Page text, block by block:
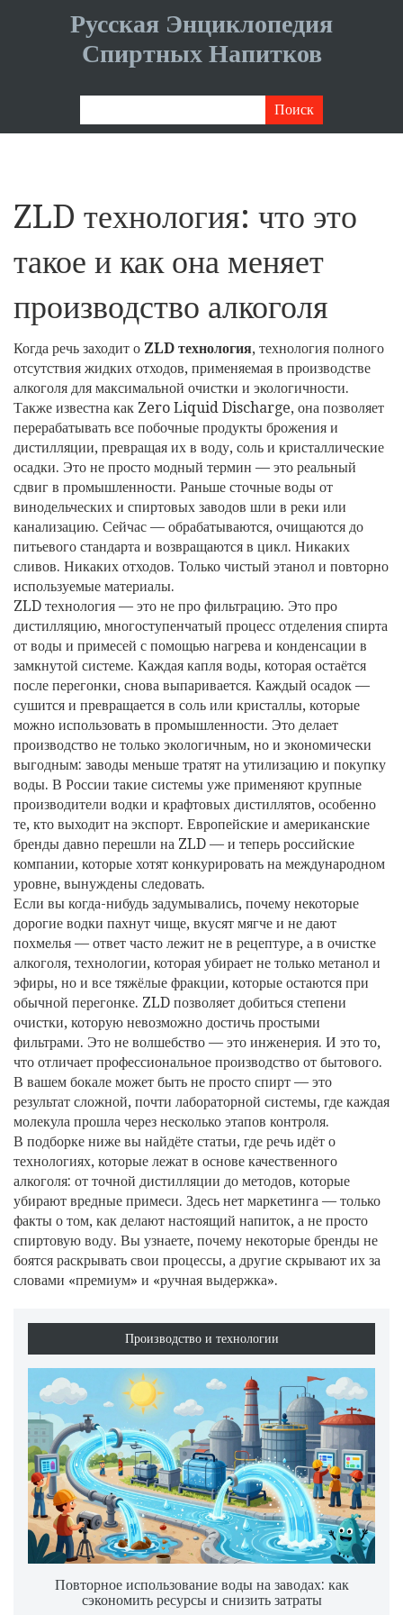
Русская Энциклопедия
Спиртных Напитков
ZLD технология: что это
такое и как она меняет
производство алкоголя
Когда речь заходит о ZLD технология, технология полного
отсутствия жидких отходов, применяемая в производстве
алкоголя для максимальной очистки и экологичности.
Также известна как Zero Liquid Discharge, она позволяет
перерабатывать все побочные продукты брожения и
дистилляции, превращая их в воду, соль и кристаллические
осадки. Это не просто модный термин — это реальный
сдвиг в промышленности. Раньше сточные воды от
винодельческих и спиртовых заводов шли в реки или
канализацию. Сейчас — обрабатываются, очищаются до
питьевого стандарта и возвращаются в цикл. Никаких
сливов. Никаких отходов. Только чистый этанол и повторно
используемые материалы.
ZLD технология — это не про фильтрацию. Это про
дистилляцию, многоступенчатый процесс отделения спирта
от воды и примесей с помощью нагрева и конденсации в
замкнутой системе. Каждая капля воды, которая остаётся
после перегонки, снова выпаривается. Каждый осадок —
сушится и превращается в соль или кристаллы, которые
можно использовать в промышленности. Это делает
производство не только экологичным, но и экономически
выгодным: заводы меньше тратят на утилизацию и покупку
воды. В России такие системы уже применяют крупные
производители водки и крафтовых дистиллятов, особенно
те, кто выходит на экспорт. Европейские и американские
бренды давно перешли на ZLD — и теперь российские
компании, которые хотят конкурировать на международном
уровне, вынуждены следовать.
Если вы когда-нибудь задумывались, почему некоторые
дорогие водки пахнут чище, вкусят мягче и не дают
похмелья — ответ часто лежит не в рецептуре, а в очистке
алкоголя, технологии, которая убирает не только метанол и
эфиры, но и все тяжёлые фракции, которые остаются при
обычной перегонке. ZLD позволяет добиться степени
очистки, которую невозможно достичь простыми
фильтрами. Это не волшебство — это инженерия. И это то,
что отличает профессиональное производство от бытового.
В вашем бокале может быть не просто спирт — это
результат сложной, почти лабораторной системы, где каждая
молекула прошла через несколько этапов контроля.
В подборке ниже вы найдёте статьи, где речь идёт о
технологиях, которые лежат в основе качественного
алкоголя: от точной дистилляции до методов, которые
убирают вредные примеси. Здесь нет маркетинга — только
факты о том, как делают настоящий напиток, а не просто
спиртовую воду. Вы узнаете, почему некоторые бренды не
боятся раскрывать свои процессы, а другие скрывают их за
словами «премиум» и «ручная выдержка».
Производство и технологии
Повторное использование воды на заводах: как
сэкономить ресурсы и снизить затраты